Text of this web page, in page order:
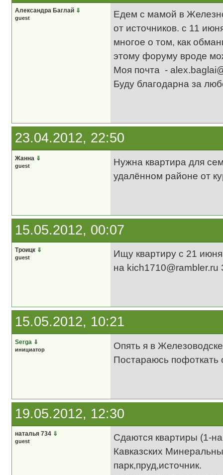
Александра Баглай ⇓
guest
Едем с мамой в
от источников. с 11
многое о том, как
этому форуму вроде
Моя почта -
Буду благодарна за
23.04.2012, 22:50
Жанна ⇓
guest
Нужна квартира для
удалённом районе от
15.05.2012, 00:07
Троицк ⇓
guest
Ищу квартиру с 21
на kich1710@rambler.ru
15.05.2012, 10:21
Serga ⇓
инициатор
Опять я в
Постараюсь пофоткать
19.05.2012, 12:30
наталья 734 ⇓
guest
Сдаются квартиры (1-
Кавказских
парк,пруд,источник.